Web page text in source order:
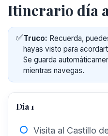
Itinerario día
✅Truco: Recuerda,
hayas visto para
Se guarda
mientras navegas.
Día 1
Visita al Castillo